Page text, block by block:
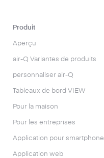
Produit
Aperçu
air-Q Variantes de produits
personnaliser air-Q
Tableaux de bord VIEW
Pour la maison
Pour les entreprises
Application pour smartphone
Application web